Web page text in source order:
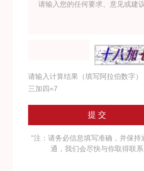
请输入计算结果（填写阿拉伯数字）
三加四=7
"注：请务必信息填写准确，并保持
通，我们会尽快与你取得联系